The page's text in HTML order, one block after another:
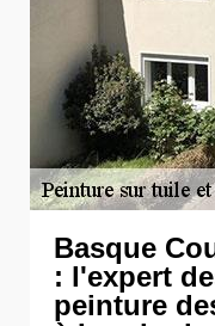
Basque
: l'expert
peinture